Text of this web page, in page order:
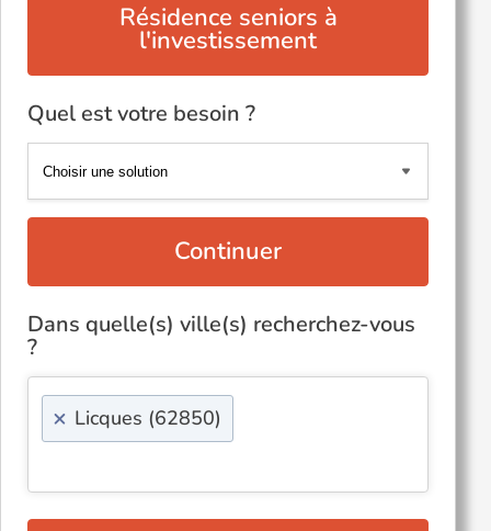
Résidence seniors à
l'investissement
Quel est votre besoin ?
Continuer
Dans quelle(s) ville(s) recherchez-vous
?
× Licques (62850)